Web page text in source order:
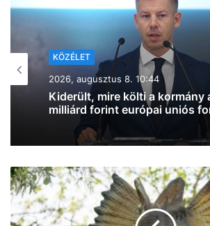
2026, augusztus 7. 19:39
Lazul a volt miniszterelnök:
Viktor felbukkant a szerbiai
trombitafesztiválon, sörözött